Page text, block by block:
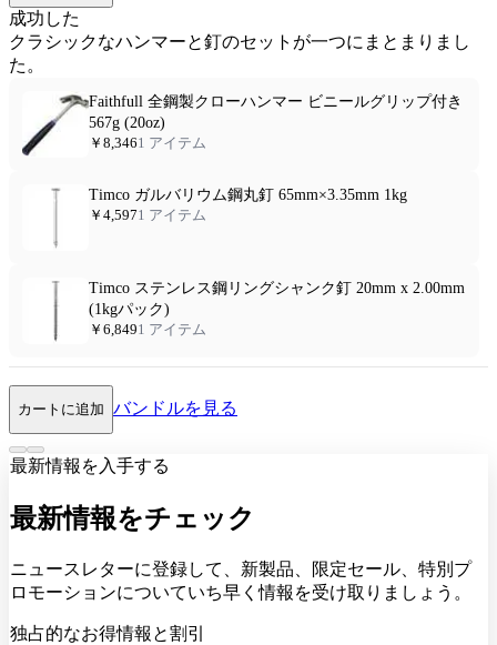
成功した
クラシックなハンマーと釘のセットが一つにまとまりまし
た。
Faithfull 全鋼製クローハンマー ビニールグリップ付き
567g (20oz)
￥8,3461 アイテム
Timco ガルバリウム鋼丸釘 65mm×3.35mm 1kg
￥4,5971 アイテム
Timco ステンレス鋼リングシャンク釘 20mm x 2.00mm
(1kgパック)
￥6,8491 アイテム
カートに追加 バンドルを見る
最新情報を入手する
最新情報をチェック
ニュースレターに登録して、新製品、限定セール、特別プ
ロモーションについていち早く情報を受け取りましょう。
独占的なお得情報と割引